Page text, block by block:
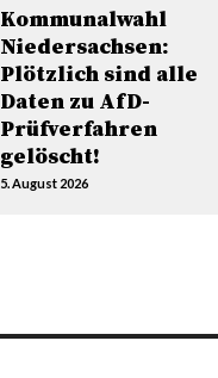
Kommunalwahl
Niedersachsen:
Plötzlich sind alle
Daten zu AfD-
Prüfverfahren
gelöscht!
5. August 2026